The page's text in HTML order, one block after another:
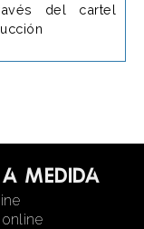
del cartel
medida
online